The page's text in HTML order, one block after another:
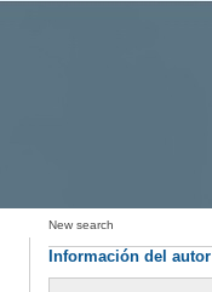
New search
Información del autor